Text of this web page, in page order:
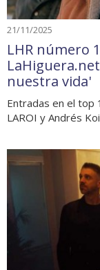
21/11/2025
LHR número
nuestra vida'
Entradas en el top
LAROI y Andrés Koi